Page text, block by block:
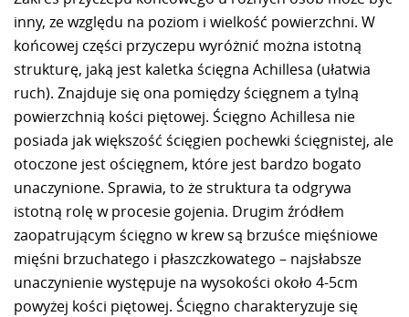
inny, ze względu na poziom i wielkość powierzchni. W
końcowej części przyczepu wyróżnić można istotną
strukturę, jaką jest kaletka ścięgna Achillesa (ułatwia
ruch). Znajduje się ona pomiędzy ścięgnem a tylną
powierzchnią kości piętowej. Ścięgno Achillesa nie
posiada jak większość ścięgien pochewki ścięgnistej, ale
otoczone jest ościęgnem, które jest bardzo bogato
unaczynione. Sprawia, to że struktura ta odgrywa
istotną rolę w procesie gojenia. Drugim źródłem
zaopatrującym ścięgno w krew są brzuśce mięśniowe
mięśni brzuchatego i płaszczkowatego – najsłabsze
unaczynienie występuje na wysokości około 4-5cm
powyżej kości piętowej. Ścięgno charakteryzuje się